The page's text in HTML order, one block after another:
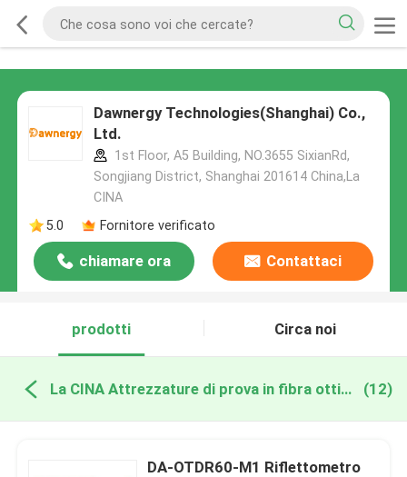
Dawnergy Technologies(Shanghai) Co.,
Ltd.
1st Floor, A5 Building, NO.3655 SixianRd,
Songjiang District, Shanghai 201614 China,La
CINA
5.0
Fornitore verificato
chiamare ora Contattaci
prodotti Circa noi
La CINA Attrezzature di prova in fibra ottica (12)
DA-OTDR60-M1 Riflettometro